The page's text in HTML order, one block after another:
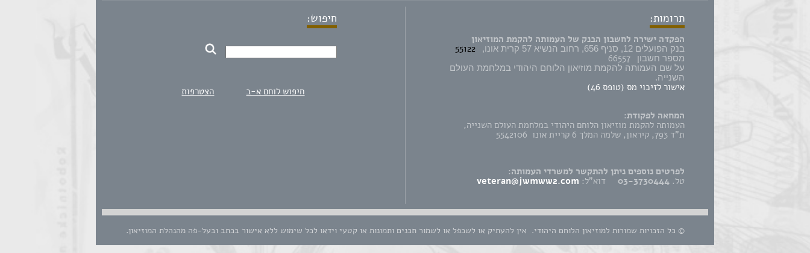
תרומות:
הפקדה ישירה לחשבון הבנק של העמותה להקמת המוזיאון
בנק הפועלים 12, סניף 656, רחוב הנשיא 57 קרית אונו, 55122
מספר חשבון 66557
על שם העמותה להקמת מוזיאון הלוחם היהודי במלחמת העולם
השנייה.
אישור לזיכוי מס (טופס 46)
המחאה לפקודת:
העמותה להקמת מוזיאון הלוחם היהודי במלחמת העולם השנייה,
ת"ד 793, קיראון, שלמה המלך 6 קריית אונו 5542106
לפרטים נוספים ניתן להתקשר למשרדי העמותה:
טל. 03-3730444 דוא"ל: veteran@jwmww2.com
חיפוש:
חיפוש לוחם א-ב הצטרפות
© כל הזכויות שמורות למוזיאון הלוחם היהודי. אין להעתיק או לשכפל או לשמור תכנים ותמונות או קטעי וידאו לכל שימוש ללא אישור בכתב ובעל-פה מהנהלת המוזיאון.